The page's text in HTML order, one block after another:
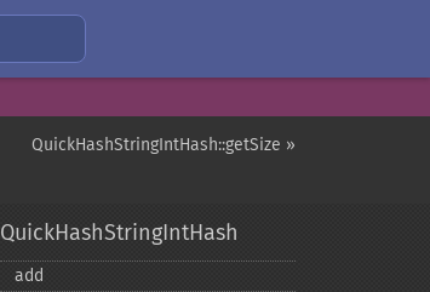
QuickHashStringIntHash::getSize »
QuickHashStringIntHash
add